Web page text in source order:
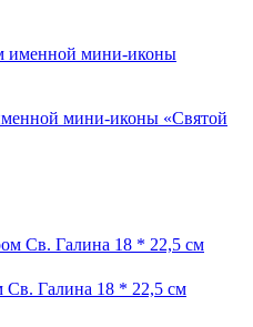
мини-иконы «Святой
Св. Галина 18 * 22,5 см